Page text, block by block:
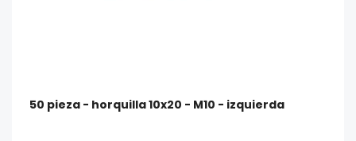
50 pieza - horquilla 10x20 - M10 - izquierda